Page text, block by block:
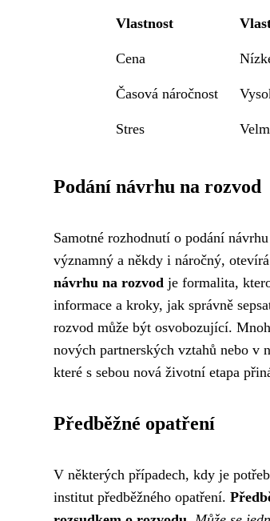
Vlastnost
Cena
Časová náročnost
Stres
Podání návrhu na rozvod
Samotné rozhodnutí o podání
významný a někdy i náročný,
návrhu na rozvod je formalita,
informace a kroky, jak správně
rozvod může být osvobozující.
nových partnerských vztahů nebo v
které s sebou nová životní etapa
Předběžné opatření
V některých případech, kdy je
institut předběžného opatření.